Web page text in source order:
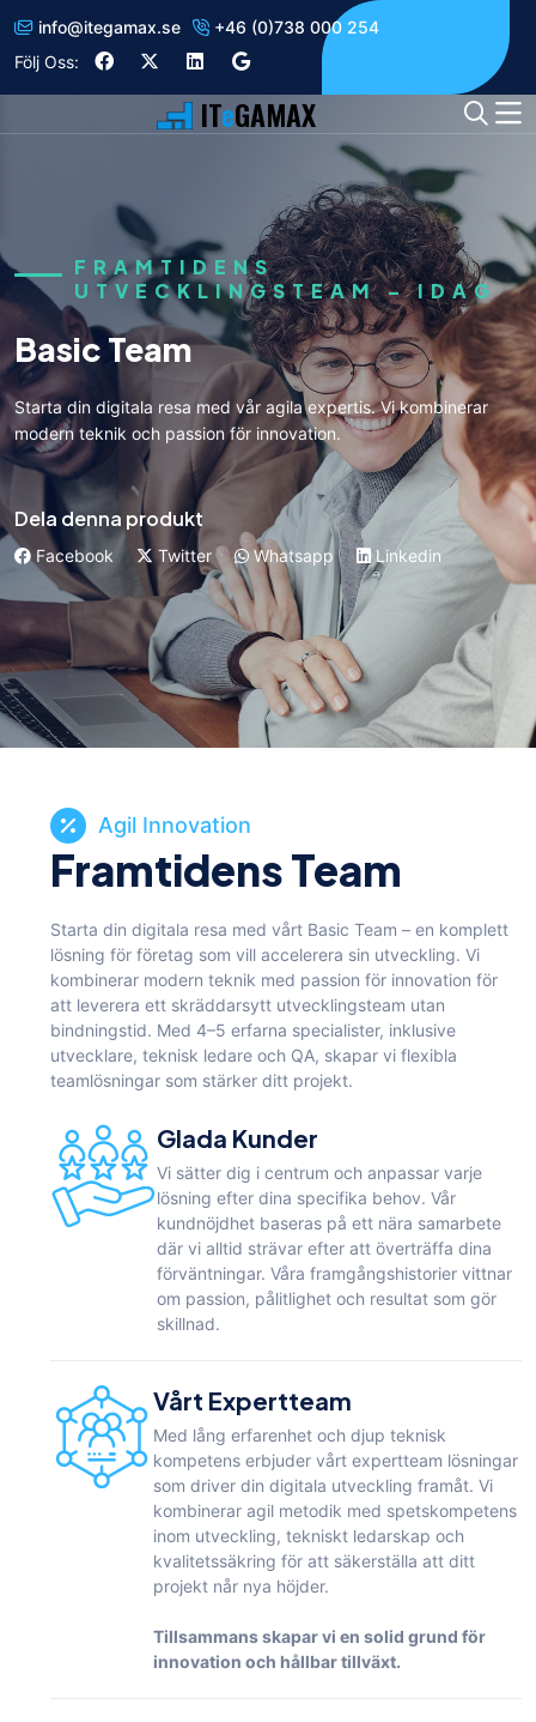
info@itegamax.se
+46 (0)738 000 254
Följ Oss:
ITeGAMAX
FRAMTIDENS
UTVECKLINGSTEAM – IDAG
Basic Team
Starta din digitala resa med vår agila expertis. Vi kombinerar
modern teknik och passion för innovation.
Dela denna produkt
Facebook Twitter Whatsapp Linkedin
Agil Innovation
Framtidens Team
Starta din digitala resa med vårt Basic Team – en komplett
lösning för företag som vill accelerera sin utveckling. Vi
kombinerar modern teknik med passion för innovation för
att leverera ett skräddarsytt utvecklingsteam utan
bindningstid. Med 4–5 erfarna specialister, inklusive
utvecklare, teknisk ledare och QA, skapar vi flexibla
teamlösningar som stärker ditt projekt.
Glada Kunder
Vi sätter dig i centrum och anpassar varje
lösning efter dina specifika behov. Vår
kundnöjdhet baseras på ett nära samarbete
där vi alltid strävar efter att överträffa dina
förväntningar. Våra framgångshistorier vittnar
om passion, pålitlighet och resultat som gör
skillnad.
Vårt Expertteam
Med lång erfarenhet och djup teknisk
kompetens erbjuder vårt expertteam lösningar
som driver din digitala utveckling framåt. Vi
kombinerar agil metodik med spetskompetens
inom utveckling, tekniskt ledarskap och
kvalitetssäkring för att säkerställa att ditt
projekt når nya höjder.
Tillsammans skapar vi en solid grund för
innovation och hållbar tillväxt.